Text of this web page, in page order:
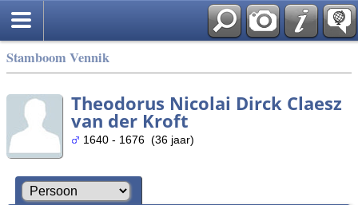
Stamboom Vennik
Theodorus Nicolai Dirck Claesz
van der Kroft
1640 - 1676 (36 jaar)